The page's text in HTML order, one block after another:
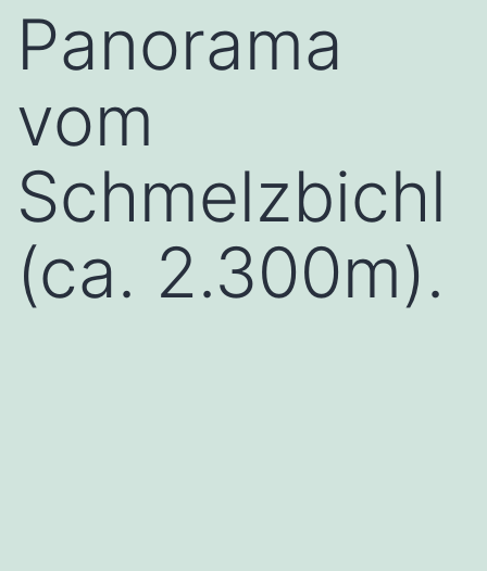
Panorama
vom
Schmelzbichl
(ca. 2.300m).